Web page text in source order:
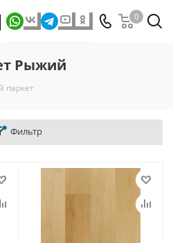
0
Рыжий
паркет
Фильтр